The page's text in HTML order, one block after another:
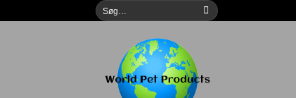
Søg
efter: